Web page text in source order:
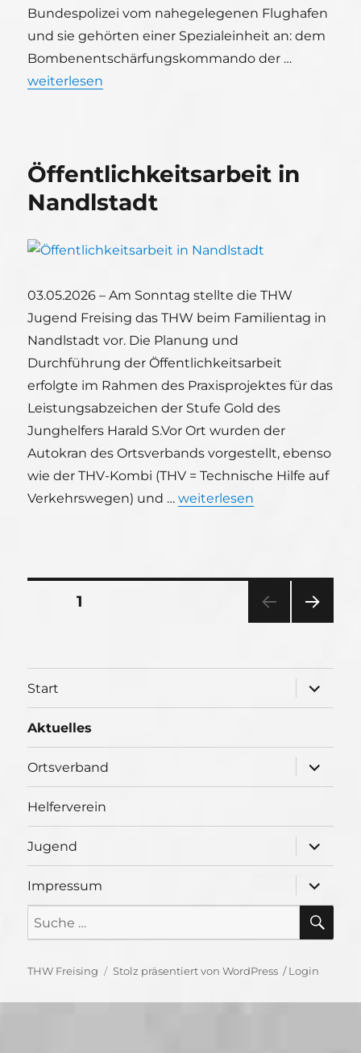
Bundespolizei vom nahegelegenen Flughafen
und sie gehörten einer Spezialeinheit an: dem
Bombenentschärfungskommando der …
„Blaulichtexkursion – Bombenentschärfungsteam
weiterlesen
Öffentlichkeitsarbeit in
Nandlstadt
03.05.2026 – Am Sonntag stellte die THW
Jugend Freising das THW beim Familientag in
Nandlstadt vor. Die Planung und
Durchführung der Öffentlichkeitsarbeit
erfolgte im Rahmen des Praxisprojektes für das
Leistungsabzeichen der Stufe Gold des
Junghelfers Harald S.Vor Ort wurden der
Autokran des Ortsverbands vorgestellt, ebenso
wie der THV-Kombi (THV = Technische Hilfe auf
Verkehrswegen) und …„Öffentlichkeitsarbeit in
weiterlesen
Seitennummerierung
Beiträge
SEITE1
E
Start
öffnen
Aktuelles
Ortsverband
öffnen
Helferverein
Jugend
öffnen
Impressum
öffnen
Suche
nach:
THW Freising Stolz präsentiert von WordPress /Login